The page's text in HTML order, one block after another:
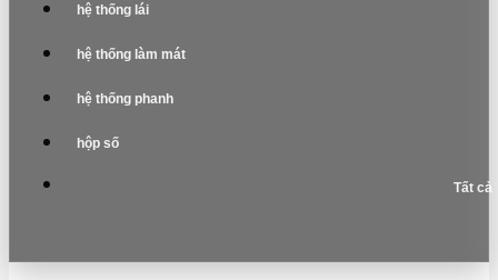
hệ thống lái
hệ thống làm mát
hệ thống phanh
hộp số
Tất cả